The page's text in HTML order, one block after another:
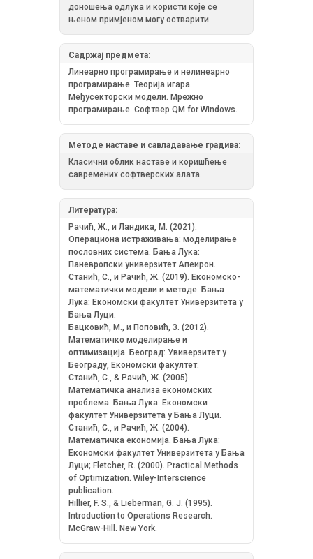
доношења одлука и користи које се
њеном примјеном могу остварити.
Садржај предмета:
Линеарно програмирање и нелинеарно
програмирање. Теорија игара.
Међусекторски модели. Мрежно
програмирање. Софтвер QM for Windows.
Методе наставе и савладавање градива:
Класични облик наставе и коришћење
савремених софтверских алата.
Литература:
Рачић, Ж., и Ландика, М. (2021).
Операциона истраживања: моделирање
пословних система. Бања Лука:
Паневропски универзитет Апеирон.
Станић, С., и Рачић, Ж. (2019). Економско-
математички модели и методе. Бања
Лука: Економски факултет Универзитета у
Бањa Луци.
Бацковић, М., и Поповић, З. (2012).
Математичко моделирање и
оптимизација. Београд: Увиверзитет у
Београду, Економски факултет.
Станић, С., & Рачић, Ж. (2005).
Математичка анализа економских
проблема. Бања Лука: Економски
факултет Универзитета у Бањa Луци.
Станић, С., и Рачић, Ж. (2004).
Математичка економија. Бања Лука:
Економски факултет Универзитета у Бањa
Луци; Fletcher, R. (2000). Practical Methods
of Optimization. Wiley-Interscience
publication.
Hillier, F. S., & Lieberman, G. J. (1995).
Introduction to Operations Research.
McGraw-Hill. New York.